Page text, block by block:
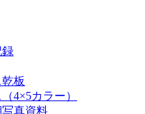
録
板
4×5カラー）
真資料